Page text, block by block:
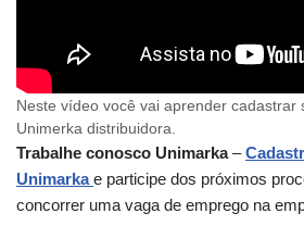
Neste vídeo você vai aprender cadastrar
Unimerka distribuidora.
Trabalhe conosco Unimarka–
Unimarkae participe dos próximos
concorrer uma vaga de emprego na